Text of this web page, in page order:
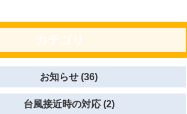
お知らせ (36)
台風接近時の対応 (2)